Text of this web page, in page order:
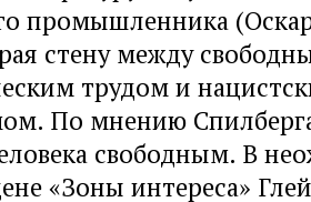
промышленника
стену между
трудом и
По мнению
свободным. В
«Зоны интереса»